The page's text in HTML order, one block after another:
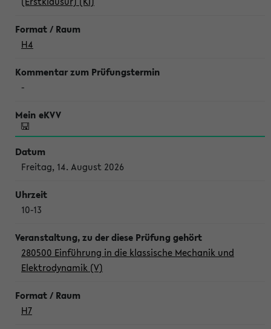
H4
-
Freitag, 14. August 2026
10-13
280500 Einführung in die klassische Mechanik und
Elektrodynamik (V)
H7